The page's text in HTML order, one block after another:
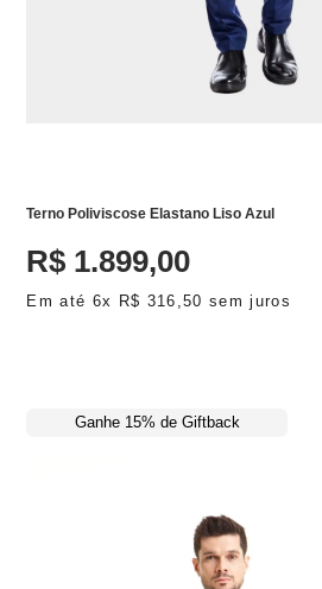
Terno Poliviscose Elastano Liso Azul
R$ 1.899,00
Em até 6x R$ 316 ,50 sem juros
Ganhe 15% de Giftback